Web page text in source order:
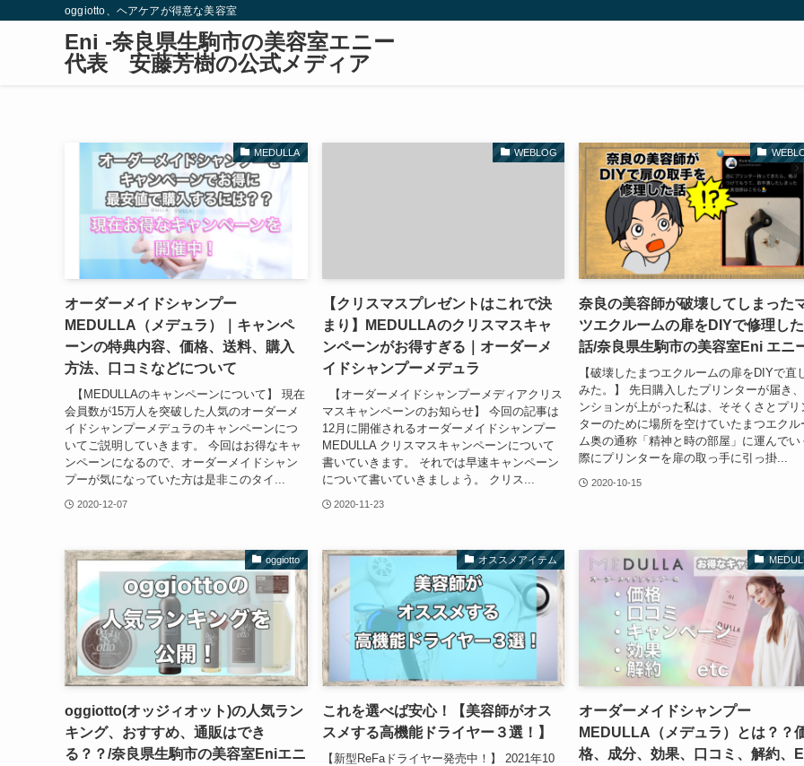
oggiotto、ヘアケアが得意な美容室
Eni -奈良県生駒市の美容室エニー
代表 安藤芳樹の公式メディア
MEDULLA
オーダーメイドシャンプー
MEDULLA（メデュラ）｜キャンペ
ーンの特典内容、価格、送料、購入
方法、口コミなどについて
【MEDULLAのキャンペーンについて】 現在
会員数が15万人を突破した人気のオーダーメ
イドシャンプーメデュラのキャンペーンにつ
いてご説明していきます。 今回はお得なキャ
ンペーンになるので、オーダーメイドシャン
プーが気になっていた方は是非このタイ...
2020-12-07
WEBLOG
【クリスマスプレゼントはこれで決
まり】MEDULLAのクリスマスキャ
ンペーンがお得すぎる｜オーダーメ
イドシャンプーメデュラ
【オーダーメイドシャンプーメディアクリス
マスキャンペーンのお知らせ】 今回の記事は
12月に開催されるオーダーメイドシャンプー
MEDULLA クリスマスキャンペーンについて
書いていきます。 それでは早速キャンペーン
について書いていきましょう。 クリス...
2020-11-23
奈良の美容師が破壊してしまった
ツエクルームの扉をDIYで修理した
話/奈良県生駒市の美容室Eni エニ
【破壊したまつエクルームの扉をDIYで直
みた。】 先日購入したプリンターが届き
ンションが上がった私は、そそくさとプリ
ターのために場所を空けていたまつエクル
ム奥の通称「精神と時の部屋」に運んでい
際にプリンターを扉の取っ手に引っ掛...
2020-10-15
oggiotto
oggiotto(オッジィオット)の人気ラン
キング、おすすめ、通販はでき
る？？/奈良県生駒市の美容室Eniエニ
オススメアイテム
これを選べば安心！【美容師がオス
スメする高機能ドライヤー３選！】
【新型ReFaドライヤー発売中！】 2021年10
オーダーメイドシャンプー
MEDULLA（メデュラ）とは？？
格、成分、効果、口コミ、解約、